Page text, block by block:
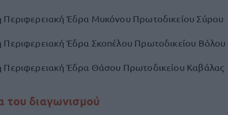
Περιφερειακή Έδρα Μυκόνου Πρωτοδικείου Σύρου
Περιφερειακή Έδρα Σκοπέλου Πρωτοδικείου Βόλου
Περιφερειακή Έδρα Θάσου Πρωτοδικείου Καβάλας
του διαγωνισμού